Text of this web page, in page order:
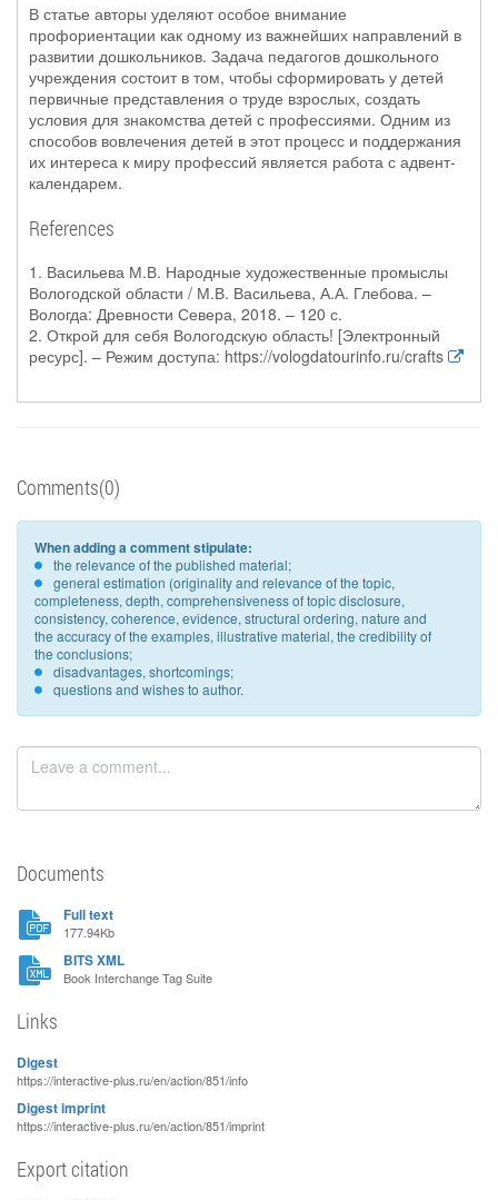
В статье авторы уделяют особое внимание
профориентации как одному из важнейших направлений в
развитии дошкольников. Задача педагогов дошкольного
учреждения состоит в том, чтобы сформировать у детей
первичные представления о труде взрослых, создать
условия для знакомства детей с профессиями. Одним из
способов вовлечения детей в этот процесс и поддержания
их интереса к миру профессий является работа с адвент-
календарем.
References
1. Васильева М.В. Народные художественные промыслы
Вологодской области / М.В. Васильева, А.А. Глебова. –
Вологда: Древности Севера, 2018. – 120 с.
2. Открой для себя Вологодскую область! [Электронный
ресурс]. – Режим доступа: https://vologdatourinfo.ru/crafts
Comments(0)
When adding a comment stipulate:
the relevance of the published material;
general estimation (originality and relevance of the topic,
completeness, depth, comprehensiveness of topic disclosure,
consistency, coherence, evidence, structural ordering, nature and
the accuracy of the examples, illustrative material, the credibility of
the conclusions;
disadvantages, shortcomings;
questions and wishes to author.
Documents
Full text
177.94Kb
BITS XML
Book Interchange Tag Suite
Links
Digest
https://interactive-plus.ru/en/action/851/info
Digest imprint
https://interactive-plus.ru/en/action/851/imprint
Export citation